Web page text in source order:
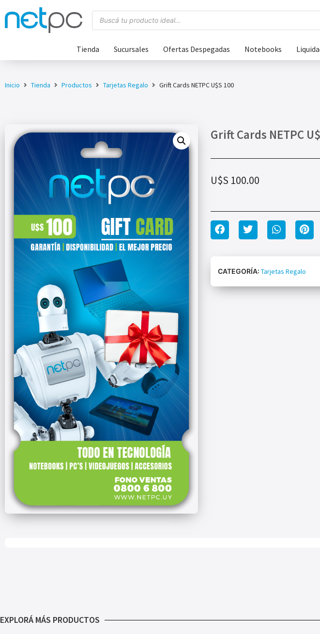
Tienda Sucursales Ofertas Despegadas Notebooks
Inicio Tienda Productos Tarjetas Regalo Grift Cards NETPC U$S 100
Grift Cards NETPC
U$S 100.00
CATEGORÍA: Tarjetas Regalo
EXPLORÁ MÁS PRODUCTOS